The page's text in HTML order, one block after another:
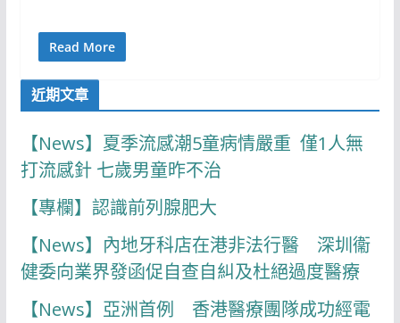
Read More
近期文章
【News】夏季流感潮5童病情嚴重 僅1人無
打流感針 七歲男童昨不治
【專欄】認識前列腺肥大
【News】內地牙科店在港非法行醫 深圳衞
健委向業界發函促自查自糾及杜絕過度醫療
【News】亞洲首例 香港醫療團隊成功經電